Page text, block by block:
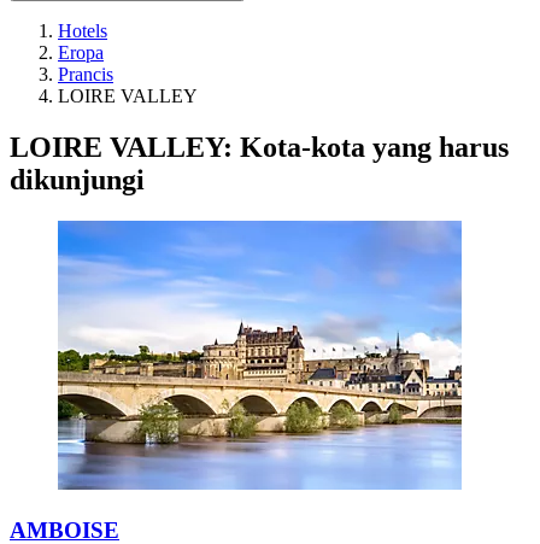
Hotels
Eropa
Prancis
LOIRE VALLEY
LOIRE VALLEY: Kota-kota yang harus
dikunjungi
AMBOISE